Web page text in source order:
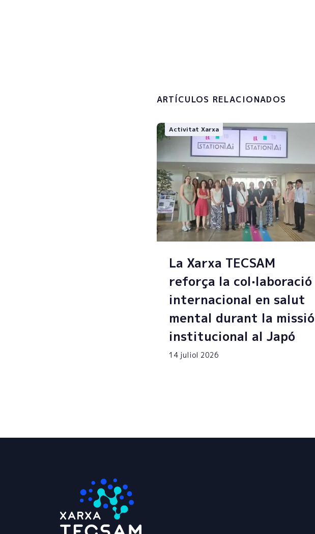
ARTÍCULOS RELACIONADOS
Activitat Xarxa
La Xarxa TECSAM
reforça la col·laboració
internacional en salut
mental durant la missió
institucional al Japó
14 juliol 2026